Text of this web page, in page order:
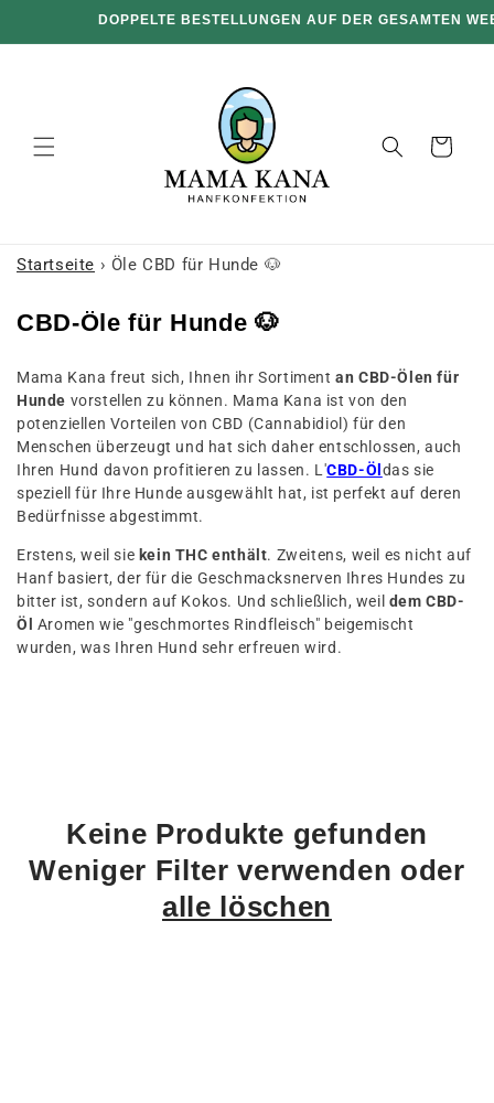
100 G GRATIS PRO 100 € EINKAUF 🔥
Warenkorb
Startseite › Öle CBD für Hunde 🐶
K
l
l
e
k
t
o
n
:
CBD-Öle für Hunde 🐶
Mama Kana freut sich, Ihnen ihr Sortimentan CBD-Ölen für
Hunde vorstellen zu können. Mama Kana ist von den
potenziellen Vorteilen von CBD (Cannabidiol) für den
Menschen überzeugt und hat sich daher entschlossen, auch
Ihren Hund davon profitieren zu lassen. L'CBD-Öl das sie
speziell für Ihre Hunde ausgewählt hat, ist perfekt auf deren
Bedürfnisse abgestimmt.
Erstens, weil sie kein THC enthält. Zweitens, weil es nicht auf
Hanf basiert, der für die Geschmacksnerven Ihres Hundes zu
bitter ist, sondern auf Kokos. Und schließlich, weil dem CBD-
Öl
Aromen wie "geschmortes Rindfleisch" beigemischt
wurden, was Ihren Hund sehr erfreuen wird.
Keine Produkte gefunden
Weniger Filter verwenden oder
alle löschen